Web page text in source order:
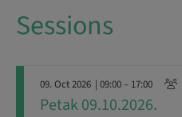
Sessions
09. Oct 2026 | 09:00 – 17:00
Petak 09.10.2026.